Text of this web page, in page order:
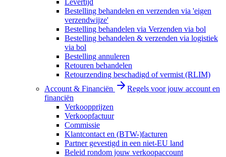
Levertijd
Bestelling behandelen en verzenden via 'eigen
verzendwijze'
Bestelling behandelen via Verzenden via bol
Bestelling behandelen & verzenden via logistiek
via bol
Bestelling annuleren
Retouren behandelen
Retourzending beschadigd of vermist (RLIM)
Account & Financiën
Regels voor jouw account en
financiën
Verkoopprijzen
Verkoopfactuur
Commissie
Klantcontact en (BTW-)facturen
Partner gevestigd in een niet-EU land
Beleid rondom jouw verkoopaccount